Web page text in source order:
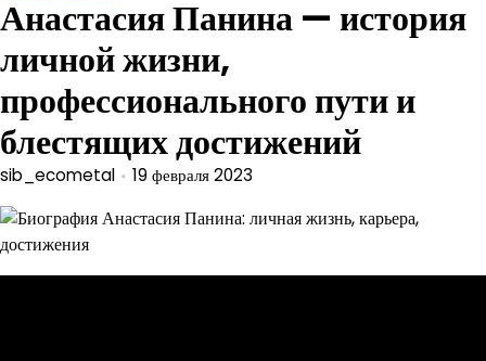
Анастасия Панина — история
личной жизни,
профессионального пути и
блестящих достижений
sib_ecometal 19 февраля 2023